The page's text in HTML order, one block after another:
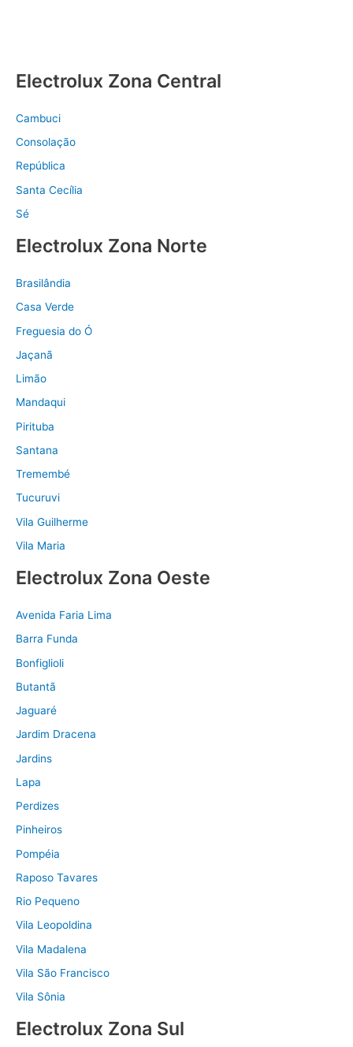
Electrolux Zona Central
Cambuci
Consolação
República
Santa Cecília
Sé
Electrolux Zona Norte
Brasilândia
Casa Verde
Freguesia do Ó
Jaçanã
Limão
Mandaqui
Pirituba
Santana
Tremembé
Tucuruvi
Vila Guilherme
Vila Maria
Electrolux Zona Oeste
Avenida Faria Lima
Barra Funda
Bonfiglioli
Butantã
Jaguaré
Jardim Dracena
Jardins
Lapa
Perdizes
Pinheiros
Pompéia
Raposo Tavares
Rio Pequeno
Vila Leopoldina
Vila Madalena
Vila São Francisco
Vila Sônia
Electrolux Zona Sul